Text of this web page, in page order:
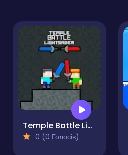
Temple Battle Lightsaber
0 (0 Голосів)